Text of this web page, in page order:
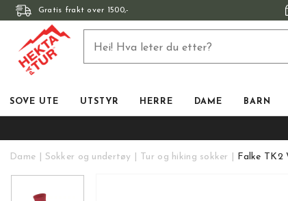
Gratis frakt over 1500,-
SOVE UTE UTSTYR HERRE DAME BARN
Dame Sokker og undertøy Tur og hiking sokker Falke TK2